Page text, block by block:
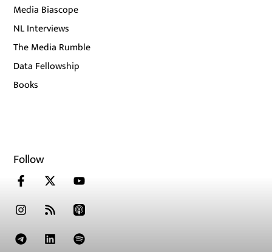
Media Biascope
NL Interviews
The Media Rumble
Data Fellowship
Books
Follow